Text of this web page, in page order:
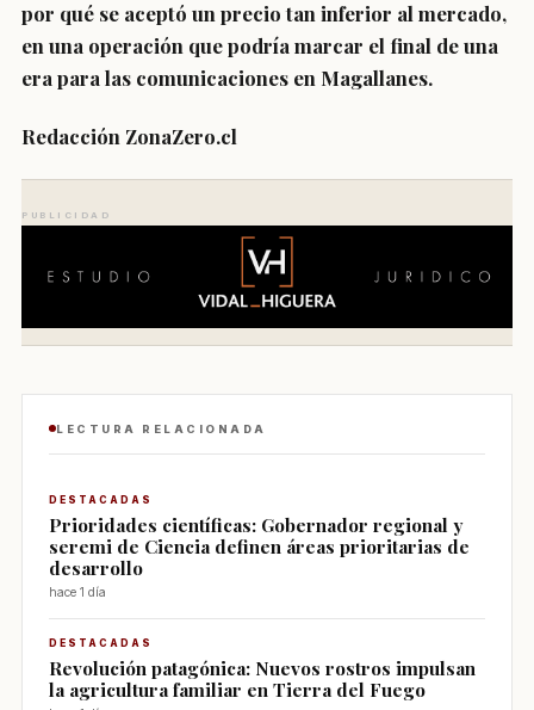
por qué se aceptó un precio tan inferior al mercado,
en una operación que podría marcar el final de una
era para las comunicaciones en Magallanes.
Redacción ZonaZero.cl
PUBLICIDAD
LECTURA RELACIONADA
DESTACADAS
Prioridades científicas: Gobernador regional y
seremi de Ciencia definen áreas prioritarias de
desarrollo
hace 1 día
DESTACADAS
Revolución patagónica: Nuevos rostros impulsan
la agricultura familiar en Tierra del Fuego